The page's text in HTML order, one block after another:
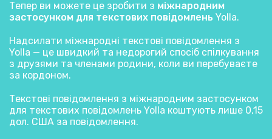
Тепер ви можете це зробити з міжнародним
застосунком для текстових повідомлень Yolla.
Надсилати міжнародні текстові повідомлення з
Yolla — це швидкий та недорогий спосіб спілкування
з друзями та членами родини, коли ви перебуваєте
за кордоном.
Текстові повідомлення з міжнародним застосунком
для текстових повідомлень Yolla коштують лише 0,15
дол. США за повідомлення.